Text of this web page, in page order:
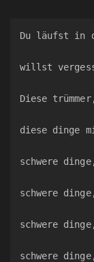
Du läufst in
willst
Diese
diese dinge
schwere
schwere
schwere
schwere